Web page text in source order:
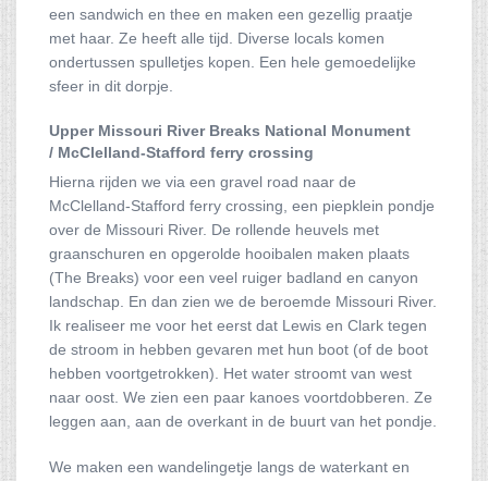
een sandwich en thee en maken een gezellig praatje
met haar. Ze heeft alle tijd. Diverse locals komen
ondertussen spulletjes kopen. Een hele gemoedelijke
sfeer in dit dorpje.
Upper Missouri River Breaks National Monument
/ McClelland-Stafford ferry crossing
Hierna rijden we via een gravel road naar de
McClelland-Stafford ferry crossing, een piepklein pondje
over de Missouri River. De rollende heuvels met
graanschuren en opgerolde hooibalen maken plaats
(The Breaks) voor een veel ruiger badland en canyon
landschap. En dan zien we de beroemde Missouri River.
Ik realiseer me voor het eerst dat Lewis en Clark tegen
de stroom in hebben gevaren met hun boot (of de boot
hebben voortgetrokken). Het water stroomt van west
naar oost. We zien een paar kanoes voortdobberen. Ze
leggen aan, aan de overkant in de buurt van het pondje.
We maken een wandelingetje langs de waterkant en